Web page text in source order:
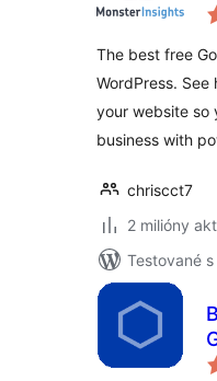
The best free
WordPress.
your website so
business with
chriscct7
2 milióny
Testované s